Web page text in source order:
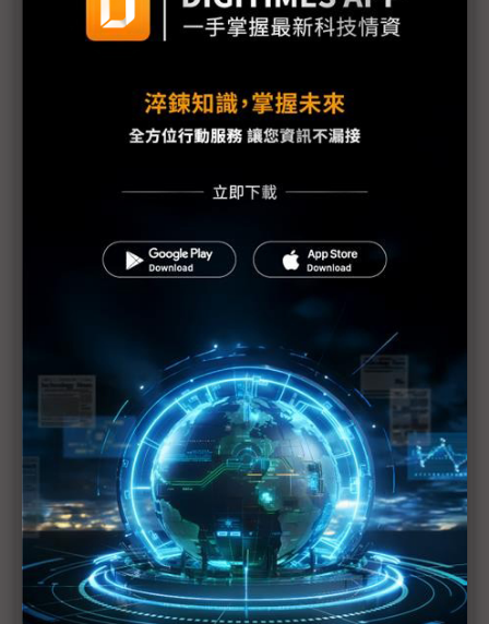
南韓風蕭蕭 交期延後面板設備業空瘦
1月全球手機面板出貨量驟減26% 1Q20悲觀
LGD廣州廠擬5月投產 中系FPD新廠估減28%
疫情導致訂單消長 2Q需求衝擊見真章
中國顯示器偏光板供給減少 疫情長期化添變數
面板供需雙降 短期內難平衡
面板不足3月加劇 電視生產損失恐蔓延至5月
主力品牌備貨不減 電視面板價格續漲
宸鴻3月復工率8成 奈米銀手機有望下半年量產